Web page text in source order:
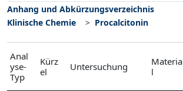
Anhang und Abkürzungsverzeichnis
Klinische Chemie
Procalcitonin
Anal
yse-
Typ
Kürz
el
Untersuchung
Materia
l